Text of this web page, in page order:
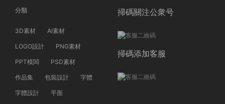
分類
3D素材 AI素材
LOGO設計 PNG素材
PPT模闆 PSD素材
作品集 包裝設計 字體
字體設計 平面
掃碼關注公衆号
掃碼添加客服